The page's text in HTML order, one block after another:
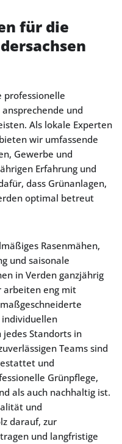
für die
professionelle
und
Als lokale Experten
wir umfassende
Gewerbe und
Erfahrung und
dass Grünanlagen,
optimal betreut
Rasenmähen,
und saisonale
in Verden ganzjährig
arbeiten eng mit
individuellen
jedes Standorts in
Teams sind
und
Grünpflege,
als auch nachhaltig ist.
und
darauf, zur
und langfristige